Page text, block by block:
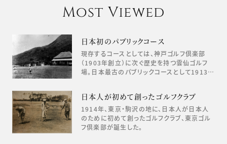
Most Viewed
日本初のパブリックコース
現存するコースとしては、神戸ゴルフ倶楽部
（1903年創立）に次ぐ歴史を持つ雲仙ゴルフ
場。日本最古のパブリックコースとして1913…
日本人が初めて創ったゴルフクラブ
1914年、東京・駒沢の地に、日本人が日本人
のために初めて創ったゴルフクラブ、東京ゴル
フ倶楽部が誕生した。